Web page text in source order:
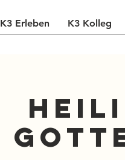
K3 Erleben K3 Kolleg